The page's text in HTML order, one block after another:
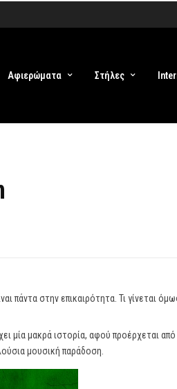
Αφιερώματα Στήλες
πάντα στην επικαιρότητα. Τι γίνεται
μία μακρά ιστορία, αφού προέρχεται
μουσική παράδοση.